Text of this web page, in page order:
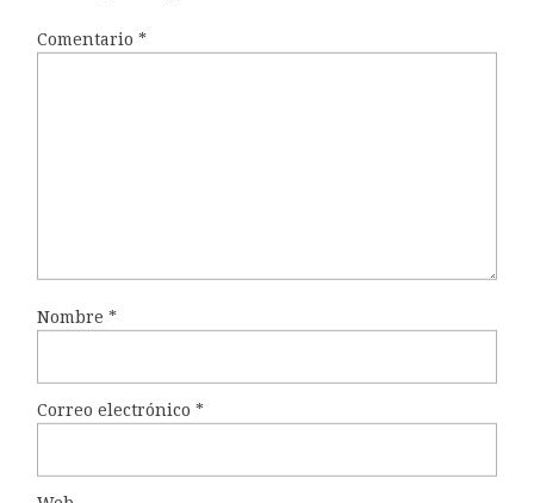
Comentario *
Nombre *
Correo electrónico *